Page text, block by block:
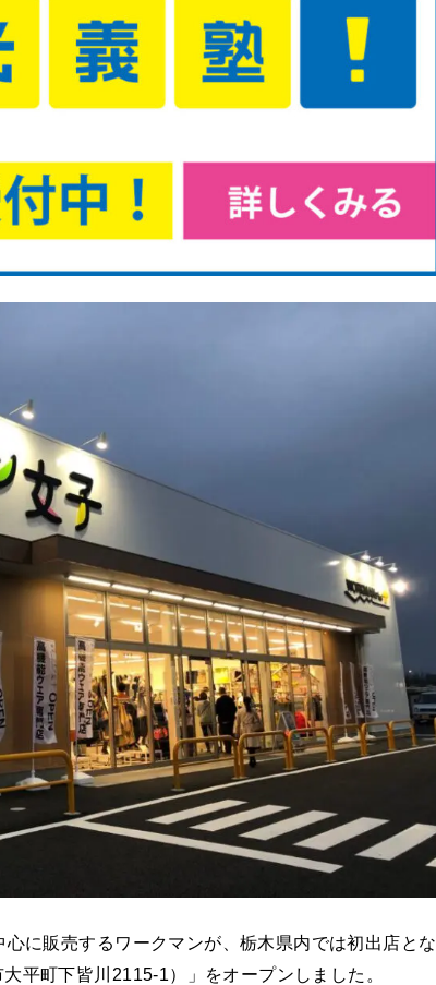
に販売するワークマンが、栃木県内では初出店とな
平町下皆川2115-1）」をオープンしました。